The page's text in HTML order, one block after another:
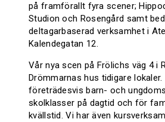
på framförallt fyra scener;
Studion och Rosengård samt
deltagarbaserad verksamhet i
Kalendegatan 12.
Vår nya scen på Frölichs väg 4 i
Drömmarnas hus tidigare lokaler.
företrädesvis barn- och
skolklasser på dagtid och för
kvällstid. Vi har även